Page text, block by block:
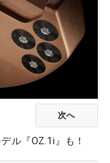
次へ
ル『OZ.1i』も！